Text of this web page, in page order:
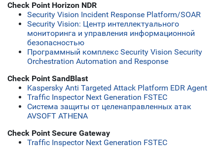
Check Point Horizon NDR
Security Vision Incident Response Platform/SOAR
Security Vision: Центр интеллектуального
мониторинга и управления информационной
безопасностью
Программный комплекс Security Vision Security
Orchestration Automation and Response
Check Point SandBlast
Kaspersky Anti Targeted Attack Platform EDR Agent
Traffic Inspector Next Generation FSTEC
Система защиты от целенаправленных атак
AVSOFT ATHENA
Check Point Secure Gateway
Traffic Inspector Next Generation FSTEC